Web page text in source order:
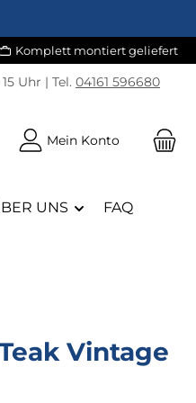
Komplett montiert geliefert
Uhr | Tel. 04161 596680
hast 0 Produkte auf dem
Mein Konto
UNS FAQ
Vintage